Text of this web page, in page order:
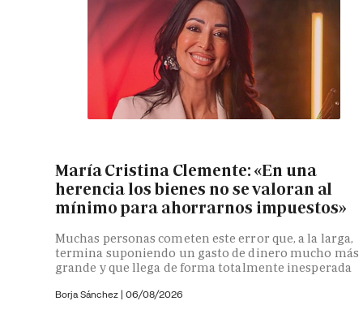
María Cristina Clemente: «En una
herencia los bienes no se valoran al
mínimo para ahorrarnos impuestos»
Muchas personas cometen este error que, a la larga,
termina suponiendo un gasto de dinero mucho más
grande y que llega de forma totalmente inesperada
Borja Sánchez | 06/08/2026